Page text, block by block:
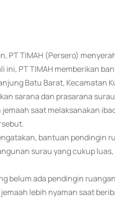
PT TIMAH (Persero)
ini, PT TIMAH memberikan
Batu Barat, Kecamatan
sarana dan prasarana
saat melaksanakan
bantuan pendingin
surau yang cukup luas,
belum ada pendingin
lebih nyaman saat